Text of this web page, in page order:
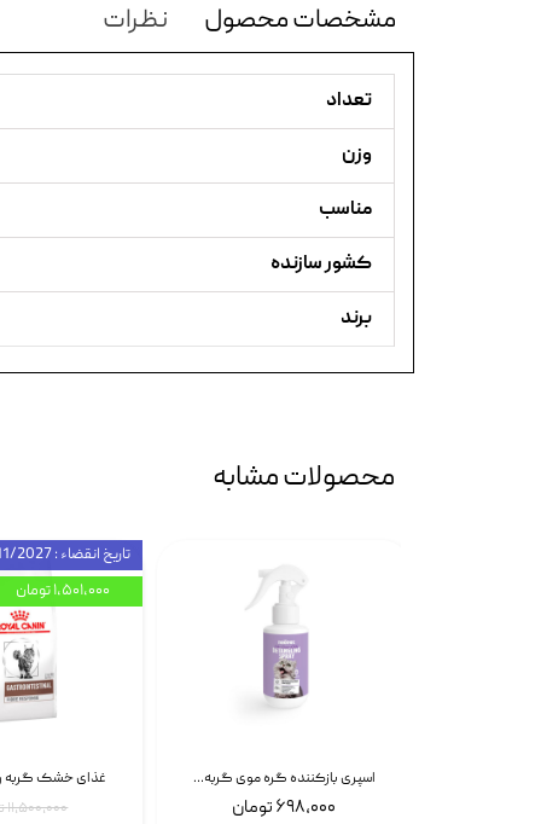
مشخصات محصول نظرات
تعداد
وزن
مناسب
کشور سازنده
برند
محصولات مشابه
۱۱,۵۰۰,۰۰۰ تومان
تاریخ انقضاء : 11/2027
۱,۵۰۱,۰۰۰ تومان
اسپری بازکننده گره موی گربه نئوپت Neopet Detangling Spray حجم 120 میلی گرم
۶۹۸,۰۰۰ تومان